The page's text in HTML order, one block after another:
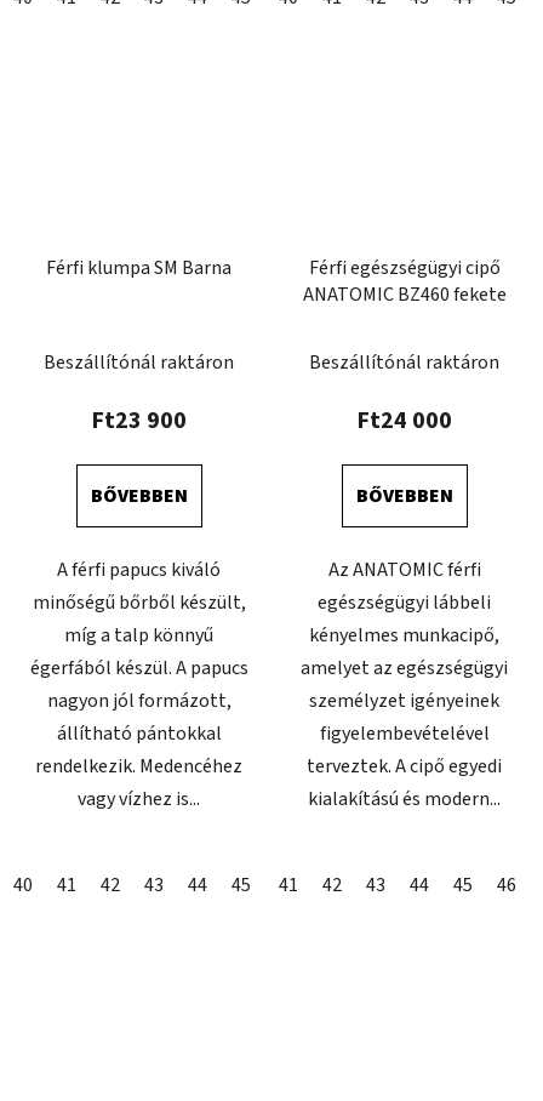
Férfi klumpa SM Barna
Beszállítónál raktáron
Ft23 900
BŐVEBBEN
A férfi papucs kiváló
minőségű bőrből készült,
míg a talp könnyű
égerfából készül. A papucs
nagyon jól formázott,
állítható pántokkal
rendelkezik. Medencéhez
vagy vízhez is...
40 41 42 43 44 45 46
Férfi egészségügyi cipő
ANATOMIC BZ460 fekete
Beszállítónál raktáron
Ft24 000
BŐVEBBEN
Az ANATOMIC férfi
egészségügyi lábbeli
kényelmes munkacipő,
amelyet az egészségügyi
személyzet igényeinek
figyelembevételével
terveztek. A cipő egyedi
kialakítású és modern...
41 42 43 44 45 46